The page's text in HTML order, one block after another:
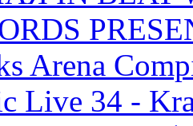
Arena
Live 34 -